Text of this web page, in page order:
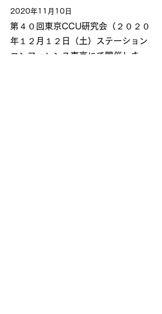
2020年11月10日
第４０回東京CCU研究会（２０２０
年１２月１２日（土）ステーション
コンファレンス東京にて開催しま